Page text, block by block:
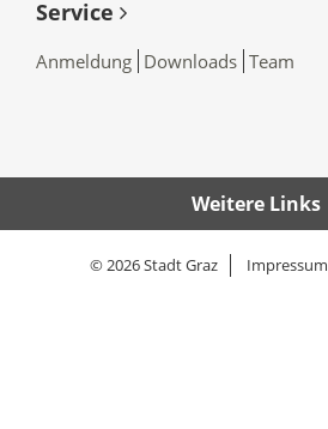
Service
Anmeldung Downloads Team
Weitere Links
© 2026 Stadt Graz Impressum